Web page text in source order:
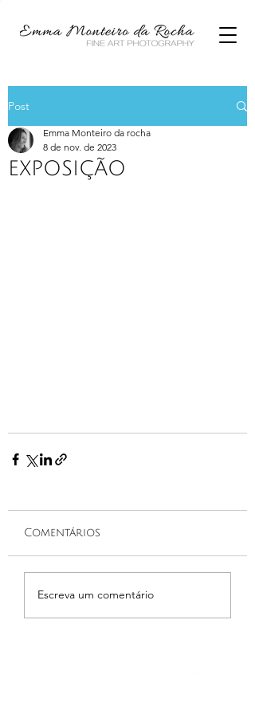
Post
EXPOSIÇÃO
Emma Monteiro da rocha
8 de nov. de 2023
Comentários
Escreva um comentário